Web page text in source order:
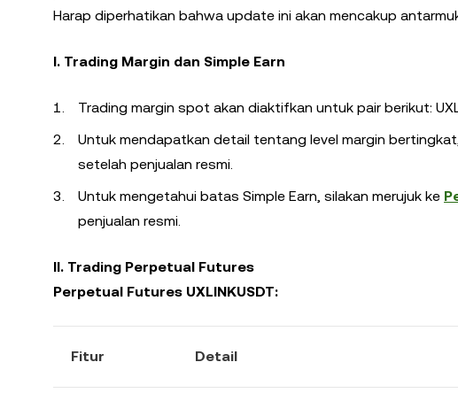
Harap diperhatikan bahwa update ini akan mencakup
I. Trading Margin dan Simple Earn
Trading margin spot akan diaktifkan untuk pair berikut:
Untuk mendapatkan detail tentang level margin
setelah penjualan resmi.
Untuk mengetahui batas Simple Earn, silakan merujuk ke
penjualan resmi.
II. Trading Perpetual Futures
Perpetual Futures UXLINKUSDT:
Fitur Detail